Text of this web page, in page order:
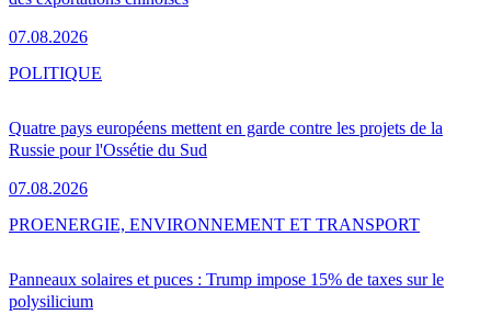
07.08.2026
Quatre pays européens mettent en garde contre les projets de la
Russie pour l'Ossétie du Sud
07.08.2026
POLITIQUE
Panneaux solaires et puces : Trump impose 15% de taxes sur le
polysilicium
PROENERGIE, ENVIRONNEMENT ET TRANSPORT